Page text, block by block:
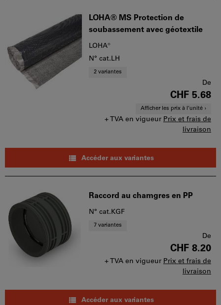
LOHA® MS Protection de
soubassement avec géotextile
LOHA®
N° cat.LH
2 variantes
De
CHF 5.68
Afficher les prix à l’unité
+ TVA en vigueur Prix et frais de
livraison
Accéder aux variantes
Raccord au chamgres en PP
N° cat.KGF
7 variantes
De
CHF 8.20
+ TVA en vigueur Prix et frais de
livraison
Accéder aux variantes